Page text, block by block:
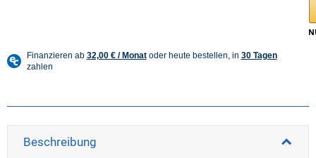
Beschreibung